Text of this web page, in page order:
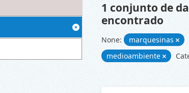
1 conjunto de
encontrado
None: marquesinas
medioambiente